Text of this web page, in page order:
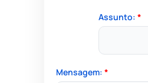
Assunto: *
Mensagem: *